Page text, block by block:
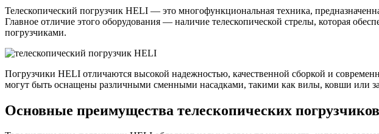
Телескопический погрузчик HELI — это многофункциональная техника,
Главное отличие этого оборудования — наличие телескопической стрелы, которая
погрузчиками.
Погрузчики HELI отличаются высокой надежностью, качественной сборкой и
могут быть оснащены различными сменными насадками, такими как вилы, ковши или
Основные преимущества телескопических